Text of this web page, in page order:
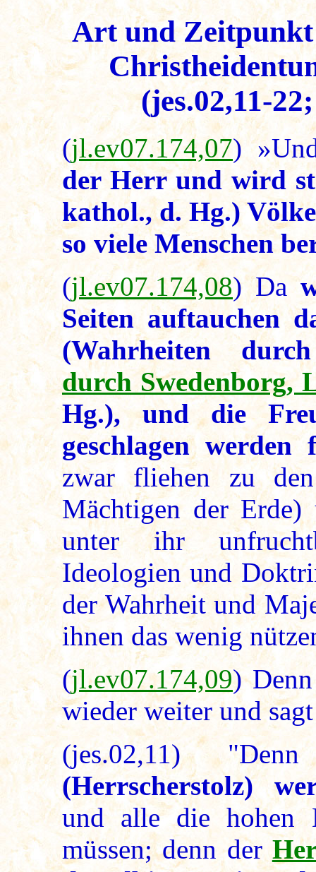
Art und Zeitpunkt
(jes.02,11-
(jl.ev07.174,07)
der Herr und wird
kathol., d. Hg.)
so viele Menschen
(jl.ev07.174,08) Da
Seiten auftauchen
(Wahrheiten
durch Swedenborg,
Hg.), und die
geschlagen
zwar fliehen zu
Mächtigen der Erde)
unter ihr
Ideologien und
der Wahrheit und
ihnen das wenig
(jl.ev07.174,09)
wieder weiter und
(jes.02,11)
(Herrscherstolz)
und alle die hohen
müssen; denn der